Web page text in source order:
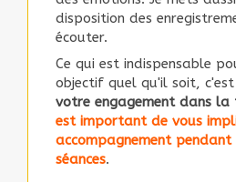
disposition des
écouter.
Ce qui est indispensable
objectif quel qu'il soit, c'est
votre engagement dans la
est important de vous
accompagnement
séances.